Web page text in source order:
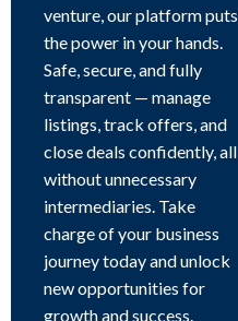
venture, our platform puts
the power in your hands.
Safe, secure, and fully
transparent — manage
listings, track offers, and
close deals confidently, all
without unnecessary
intermediaries. Take
charge of your business
journey today and unlock
new opportunities for
growth and success.